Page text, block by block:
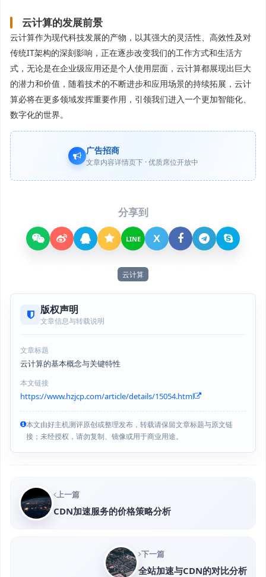
云计算的发展前景
云计算作为现代科技发展的产物，以其强大的灵活性、高效性及对
传统IT架构的深刻影响，正在逐步改变我们的工作方式和生活方
式，无论是在企业级应用还是个人使用层面，云计算都展现出巨大
的潜力和价值，随着技术的不断进步和应用场景的持续拓展，云计
算必将在更多领域发挥重要作用，引领我们进入一个更加智能化、
数字化的世界。
广告招商
文章内容详情页下 · 优质席位开放中
分享到
LINE X
云计算
版权声明
文章信息与转载说明
文章标题
云计算的基本概念与关键特性
本文链接
https://www.hzjcp.com/article/details/15054.html
本文由好主机测评原创或整理发布，转载请保留文章标题与原文链
接；未经授权，请勿复制、镜像或用于商业用途。
上一篇
CDN加速服务的价格策略分析
下一篇
全站加速与CDN的对比分析